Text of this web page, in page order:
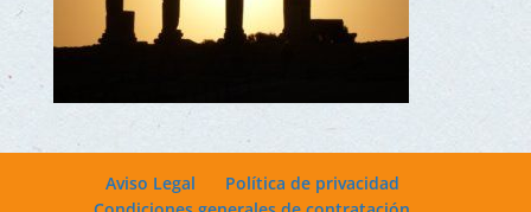
Aviso Legal
Política de privacidad